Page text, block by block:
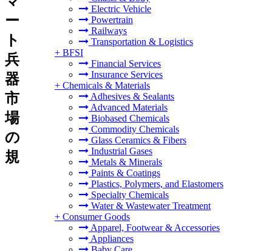
Electric Vehicle
Powertrain
Railways
Transportation & Logistics
+ BFSI
Financial Services
Insurance Services
+ Chemicals & Materials
Adhesives & Sealants
Advanced Materials
Biobased Chemicals
Commodity Chemicals
Glass Ceramics & Fibers
Industrial Gases
Metals & Minerals
Paints & Coatings
Plastics, Polymers, and Elastomers
Specialty Chemicals
Water & Wastewater Treatment
+ Consumer Goods
Apparel, Footwear & Accessories
Appliances
ー
ト
兵
器
市
場
の
規